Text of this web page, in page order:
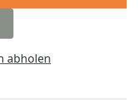
abholen